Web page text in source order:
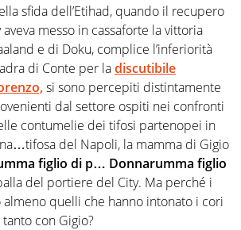
sfida dell’Etihad, quando il recupero
messo in cassaforte la vittoria
e di Doku, complice l’inferiorità
di Conte per ladiscutibile
si sono percepiti distintamente
dal settore ospiti nei confronti
contumelie dei tifosi partenopei in
del Napoli, la mamma di Gigio
figlio di p… Donnarumma figlio
del portiere del City. Ma perché i
quelli che hanno intonato i cori
tanto con Gigio?